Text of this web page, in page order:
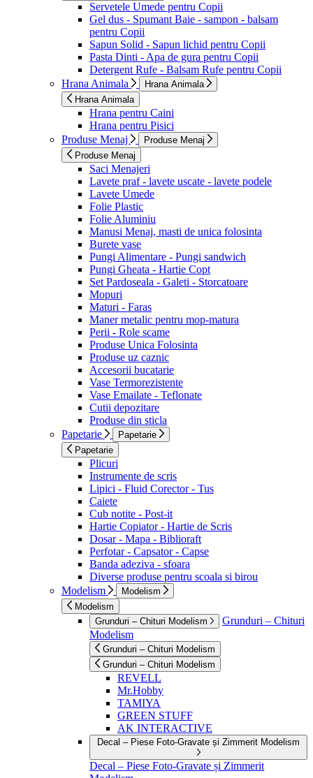
Servetele Umede pentru Copii
Gel dus - Spumant Baie - sampon - balsam
pentru Copii
Sapun Solid - Sapun lichid pentru Copii
Pasta Dinti - Apa de gura pentru Copii
Detergent Rufe - Balsam Rufe pentru Copii
Hrana Animala
Hrana Animala
Hrana Animala
Hrana pentru Caini
Hrana pentru Pisici
Produse Menaj
Produse Menaj
Produse Menaj
Saci Menajeri
Lavete praf - lavete uscate - lavete podele
Lavete Umede
Folie Plastic
Folie Aluminiu
Manusi Menaj, masti de unica folosinta
Burete vase
Pungi Alimentare - Pungi sandwich
Pungi Gheata - Hartie Copt
Set Pardoseala - Galeti - Storcatoare
Mopuri
Maturi - Faras
Maner metalic pentru mop-matura
Perii - Role scame
Produse Unica Folosinta
Produse uz caznic
Accesorii bucatarie
Vase Termorezistente
Vase Emailate - Teflonate
Cutii depozitare
Produse din sticla
Papetarie
Papetarie
Papetarie
Plicuri
Instrumente de scris
Lipici - Fluid Corector - Tus
Caiete
Cub notite - Post-it
Hartie Copiator - Hartie de Scris
Dosar - Mapa - Biblioraft
Perfotar - Capsator - Capse
Banda adeziva - sfoara
Diverse produse pentru scoala si birou
Modelism
Modelism
Modelism
Grunduri – Chituri Modelism
Grunduri – Chituri
Modelism
Grunduri – Chituri Modelism
Grunduri – Chituri Modelism
REVELL
Mr.Hobby
TAMIYA
GREEN STUFF
AK INTERACTIVE
Decal – Piese Foto-Gravate și Zimmerit Modelism
Decal – Piese Foto-Gravate și Zimmerit